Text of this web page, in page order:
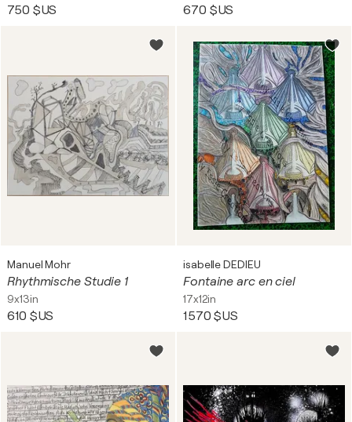
750 $US 670 $US
Manuel Mohr
Rhythmische Studie 1
9x13in
610 $US
isabelle DEDIEU
Fontaine arc en ciel
17x12in
1 570 $US